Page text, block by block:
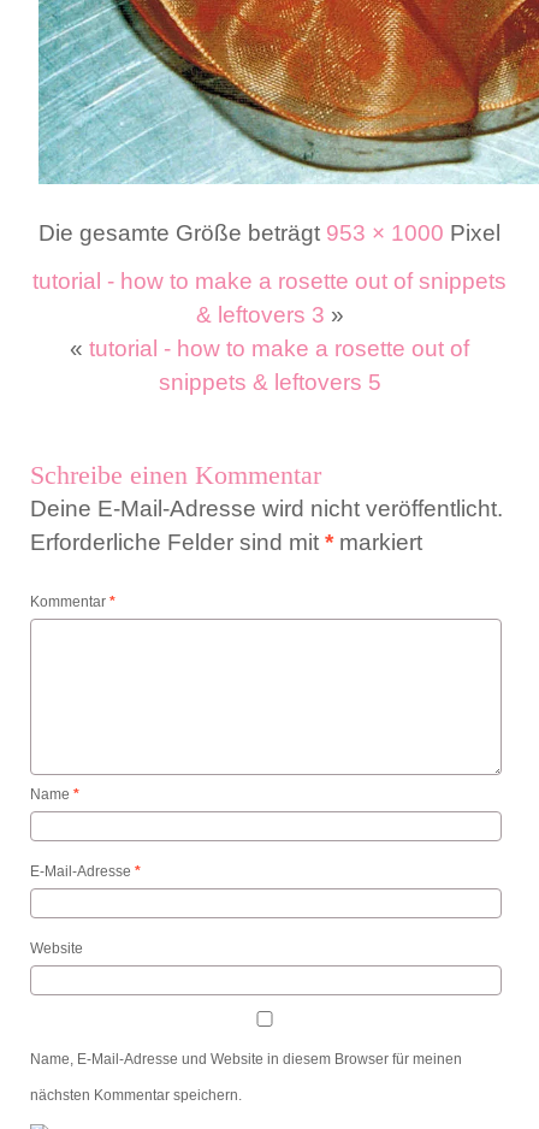
Die gesamte Größe beträgt 953 × 1000 Pixel
tutorial - how to make a rosette out of snippets
& leftovers 3 »
« tutorial - how to make a rosette out of
snippets & leftovers 5
Schreibe einen Kommentar
Deine E-Mail-Adresse wird nicht veröffentlicht.
Erforderliche Felder sind mit *markiert
Kommentar *
Name *
E-Mail-Adresse *
Website
Name, E-Mail-Adresse und Website in diesem Browser für meinen
nächsten Kommentar speichern.